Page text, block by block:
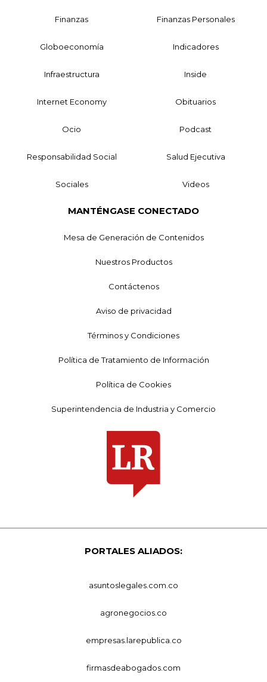
Finanzas Finanzas Personales
Globoeconomía Indicadores
Infraestructura Inside
Internet Economy Obituarios
Ocio Podcast
Responsabilidad Social Salud Ejecutiva
Sociales Videos
MANTÉNGASE CONECTADO
Mesa de Generación de Contenidos
Nuestros Productos
Contáctenos
Aviso de privacidad
Términos y Condiciones
Política de Tratamiento de Información
Política de Cookies
Superintendencia de Industria y Comercio
PORTALES ALIADOS:
asuntoslegales.com.co
agronegocios.co
empresas.larepublica.co
firmasdeabogados.com